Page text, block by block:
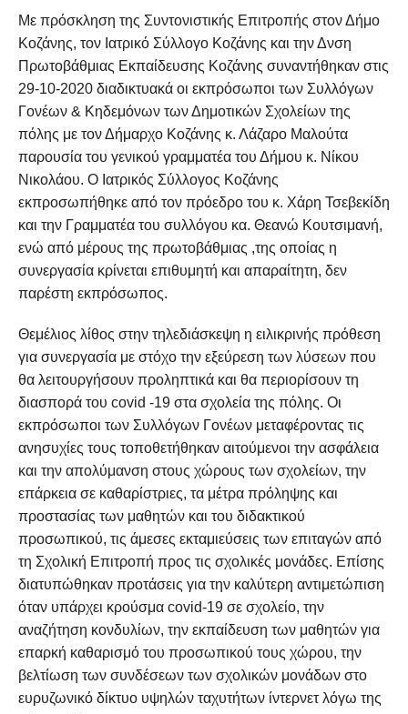
Με πρόσκληση της Συντονιστικής Επιτροπής στον Δήμο
Κοζάνης, τον Ιατρικό Σύλλογο Κοζάνης και την Δνση
Πρωτοβάθμιας Εκπαίδευσης Κοζάνης συναντήθηκαν στις
29-10-2020 διαδικτυακά οι εκπρόσωποι των Συλλόγων
Γονέων & Κηδεμόνων των Δημοτικών Σχολείων της
πόλης με τον Δήμαρχο Κοζάνης κ. Λάζαρο Μαλούτα
παρουσία του γενικού γραμματέα του Δήμου κ. Νίκου
Νικολάου. Ο Ιατρικός Σύλλογος Κοζάνης
εκπροσωπήθηκε από τον πρόεδρο του κ. Χάρη Τσεβεκίδη
και την Γραμματέα του συλλόγου κα. Θεανώ Κουτσιμανή,
ενώ από μέρους της πρωτοβάθμιας ,της οποίας η
συνεργασία κρίνεται επιθυμητή και απαραίτητη, δεν
παρέστη εκπρόσωπος.
Θεμέλιος λίθος στην τηλεδιάσκεψη η ειλικρινής πρόθεση
για συνεργασία με στόχο την εξεύρεση των λύσεων που
θα λειτουργήσουν προληπτικά και θα περιορίσουν τη
διασπορά του covid -19 στα σχολεία της πόλης. Οι
εκπρόσωποι των Συλλόγων Γονέων μεταφέροντας τις
ανησυχίες τους τοποθετήθηκαν αιτούμενοι την ασφάλεια
και την απολύμανση στους χώρους των σχολείων, την
επάρκεια σε καθαρίστριες, τα μέτρα πρόληψης και
προστασίας των μαθητών και του διδακτικού
προσωπικού, τις άμεσες εκταμιεύσεις των επιταγών από
τη Σχολική Επιτροπή προς τις σχολικές μονάδες. Επίσης
διατυπώθηκαν προτάσεις για την καλύτερη αντιμετώπιση
όταν υπάρχει κρούσμα covid-19 σε σχολείο, την
αναζήτηση κονδυλίων, την εκπαίδευση των μαθητών για
επαρκή καθαρισμό του προσωπικού τους χώρου, την
βελτίωση των συνδέσεων των σχολικών μονάδων στο
ευρυζωνικό δίκτυο υψηλών ταχυτήτων ίντερνετ λόγω της